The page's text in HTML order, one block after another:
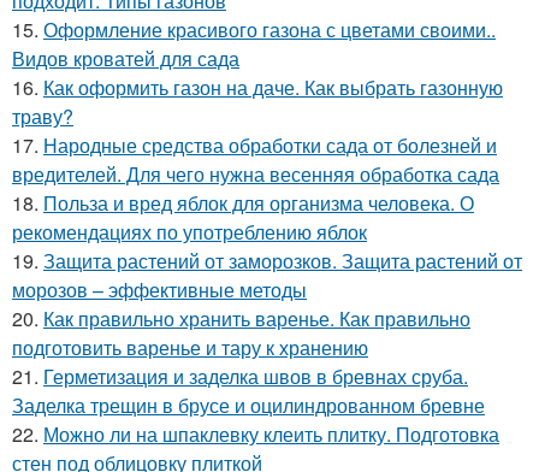
15. Оформление красивого газона с цветами своими..
Видов кроватей для сада
16. Как оформить газон на даче. Как выбрать газонную
траву?
17. Народные средства обработки сада от болезней и
вредителей. Для чего нужна весенняя обработка сада
18. Польза и вред яблок для организма человека. О
рекомендациях по употреблению яблок
19. Защита растений от заморозков. Защита растений от
морозов – эффективные методы
20. Как правильно хранить варенье. Как правильно
подготовить варенье и тару к хранению
21. Герметизация и заделка швов в бревнах сруба.
Заделка трещин в брусе и оцилиндрованном бревне
22. Можно ли на шпаклевку клеить плитку. Подготовка
стен под облицовку плиткой